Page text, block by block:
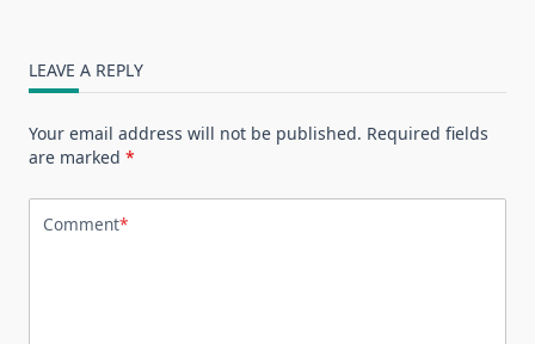
LEAVE A REPLY
Your email address will not be published. Required fields
are marked *
Comment*